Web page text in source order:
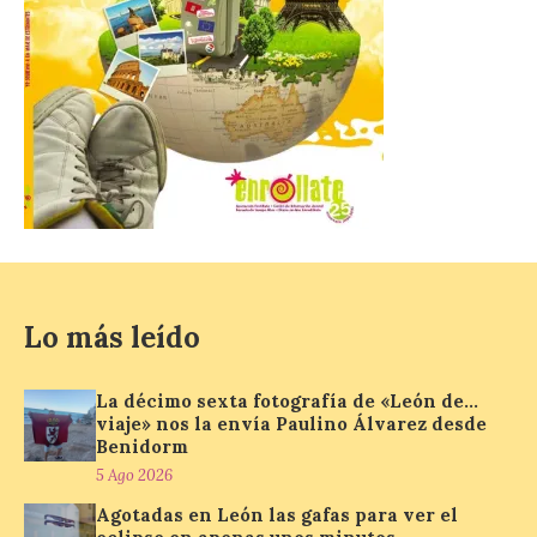
los trabajadores del
Museo de León y exige a la
Junta de Castilla y León medidas
inmediatas. La Central Sindical
Independiente y de Funcionarios (CSIF)
denuncia públicamente la […]
Lo más leído
La décimo sexta fotografía de «León de…
viaje» nos la envía Paulino Álvarez desde
Benidorm
5 Ago 2026
Agotadas en León las gafas para ver el